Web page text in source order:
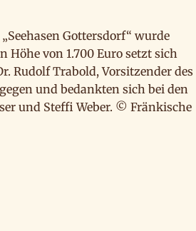
Gottersdorf“ wurde
Höhe von 1.700 Euro setzt sich
Rudolf Trabold, Vorsitzender des
und bedankten sich bei den
und Steffi Weber. © Fränkische